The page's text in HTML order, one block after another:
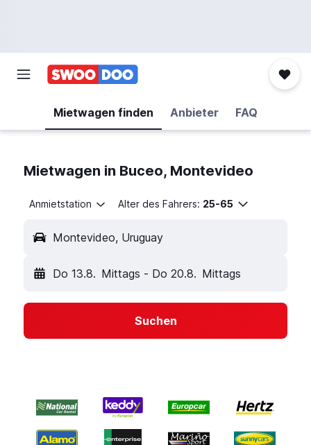
Mietwagen finden Anbieter FAQ
Mietwagen in Buceo, Montevideo
Anmietstation Alter des Fahrers: 25-65
Montevideo, Uruguay
Do 13.8. Mittags - Do 20.8. Mittags
Suchen